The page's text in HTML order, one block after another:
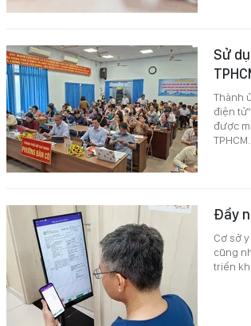
Sử
Thành
điện
được
TPHCM.
Đẩy
Cơ sở
cũng
triển